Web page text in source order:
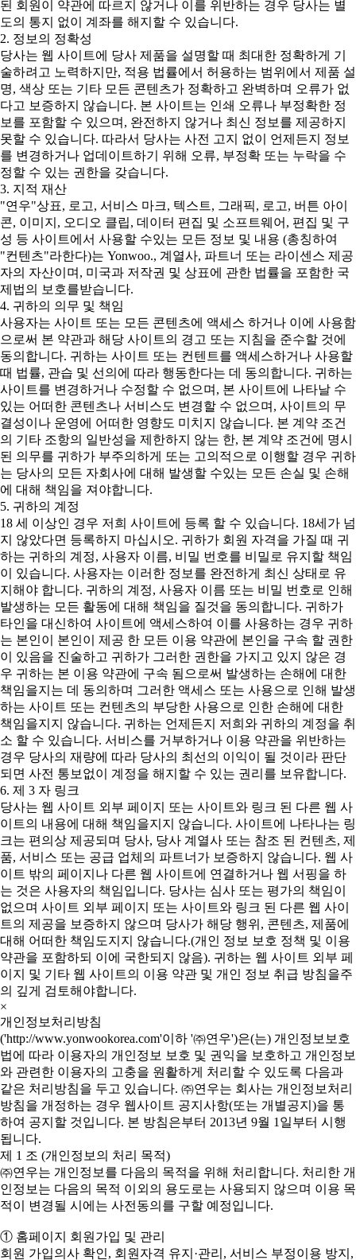
된 회원이 약관에 따르지 않거나 이를 위반하는 경우 당사는 별
도의 통지 없이 계좌를 해지할 수 있습니다.
2. 정보의 정확성
당사는 웹 사이트에 당사 제품을 설명할 때 최대한 정확하게 기
술하려고 노력하지만, 적용 법률에서 허용하는 범위에서 제품 설
명, 색상 또는 기타 모든 콘텐츠가 정확하고 완벽하며 오류가 없
다고 보증하지 않습니다. 본 사이트는 인쇄 오류나 부정확한 정
보를 포함할 수 있으며, 완전하지 않거나 최신 정보를 제공하지
못할 수 있습니다. 따라서 당사는 사전 고지 없이 언제든지 정보
를 변경하거나 업데이트하기 위해 오류, 부정확 또는 누락을 수
정할 수 있는 권한을 갖습니다.
3. 지적 재산
"연우"상표, 로고, 서비스 마크, 텍스트, 그래픽, 로고, 버튼 아이
콘, 이미지, 오디오 클립, 데이터 편집 및 소프트웨어, 편집 및 구
성 등 사이트에서 사용할 수있는 모든 정보 및 내용 (총칭하여
"컨텐츠"라한다)는 Yonwoo., 계열사, 파트너 또는 라이센스 제공
자의 자산이며, 미국과 저작권 및 상표에 관한 법률을 포함한 국
제법의 보호를받습니다.
4. 귀하의 의무 및 책임
사용자는 사이트 또는 모든 콘텐츠에 액세스 하거나 이에 사용함
으로써 본 약관과 해당 사이트의 경고 또는 지침을 준수할 것에
동의합니다. 귀하는 사이트 또는 컨텐트를 액세스하거나 사용할
때 법률, 관습 및 선의에 따라 행동한다는 데 동의합니다. 귀하는
사이트를 변경하거나 수정할 수 없으며, 본 사이트에 나타날 수
있는 어떠한 콘텐츠나 서비스도 변경할 수 없으며, 사이트의 무
결성이나 운영에 어떠한 영향도 미치지 않습니다. 본 계약 조건
의 기타 조항의 일반성을 제한하지 않는 한, 본 계약 조건에 명시
된 의무를 귀하가 부주의하게 또는 고의적으로 이행할 경우 귀하
는 당사의 모든 자회사에 대해 발생할 수있는 모든 손실 및 손해
에 대해 책임을 져야합니다.
5. 귀하의 계정
18 세 이상인 경우 저희 사이트에 등록 할 수 있습니다. 18세가 넘
지 않았다면 등록하지 마십시오. 귀하가 회원 자격을 가질 때 귀
하는 귀하의 계정, 사용자 이름, 비밀 번호를 비밀로 유지할 책임
이 있습니다. 사용자는 이러한 정보를 완전하게 최신 상태로 유
지해야 합니다. 귀하의 계정, 사용자 이름 또는 비밀 번호로 인해
발생하는 모든 활동에 대해 책임을 질것을 동의합니다. 귀하가
타인을 대신하여 사이트에 액세스하여 이를 사용하는 경우 귀하
는 본인이 본인이 제공 한 모든 이용 약관에 본인을 구속 할 권한
이 있음을 진술하고 귀하가 그러한 권한을 가지고 있지 않은 경
우 귀하는 본 이용 약관에 구속 됨으로써 발생하는 손해에 대한
책임을지는 데 동의하며 그러한 액세스 또는 사용으로 인해 발생
하는 사이트 또는 컨텐츠의 부당한 사용으로 인한 손해에 대한
책임을지지 않습니다. 귀하는 언제든지 저희와 귀하의 계정을 취
소 할 수 있습니다. 서비스를 거부하거나 이용 약관을 위반하는
경우 당사의 재량에 따라 당사의 최선의 이익이 될 것이라 판단
되면 사전 통보없이 계정을 해지할 수 있는 권리를 보유합니다.
6. 제 3 자 링크
당사는 웹 사이트 외부 페이지 또는 사이트와 링크 된 다른 웹 사
이트의 내용에 대해 책임을지지 않습니다. 사이트에 나타나는 링
크는 편의상 제공되며 당사, 당사 계열사 또는 참조 된 컨텐츠, 제
품, 서비스 또는 공급 업체의 파트너가 보증하지 않습니다. 웹 사
이트 밖의 페이지나 다른 웹 사이트에 연결하거나 웹 서핑을 하
는 것은 사용자의 책임입니다. 당사는 심사 또는 평가의 책임이
없으며 사이트 외부 페이지 또는 사이트와 링크 된 다른 웹 사이
트의 제공을 보증하지 않으며 당사가 해당 행위, 콘텐츠, 제품에
대해 어떠한 책임도지지 않습니다.(개인 정보 보호 정책 및 이용
약관을 포함하되 이에 국한되지 않음). 귀하는 웹 사이트 외부 페
이지 및 기타 웹 사이트의 이용 약관 및 개인 정보 취급 방침을주
의 깊게 검토해야합니다.
×
개인정보처리방침
('http://www.yonwookorea.com'이하 '㈜연우')은(는) 개인정보보호
법에 따라 이용자의 개인정보 보호 및 권익을 보호하고 개인정보
와 관련한 이용자의 고충을 원활하게 처리할 수 있도록 다음과
같은 처리방침을 두고 있습니다. ㈜연우는 회사는 개인정보처리
방침을 개정하는 경우 웹사이트 공지사항(또는 개별공지)을 통
하여 공지할 것입니다. 본 방침은부터 2013년 9월 1일부터 시행
됩니다.
제 1 조 (개인정보의 처리 목적)
㈜연우는 개인정보를 다음의 목적을 위해 처리합니다. 처리한 개
인정보는 다음의 목적 이외의 용도로는 사용되지 않으며 이용 목
적이 변경될 시에는 사전동의를 구할 예정입니다.
① 홈페이지 회원가입 및 관리
회원 가입의사 확인, 회원자격 유지·관리, 서비스 부정이용 방지,